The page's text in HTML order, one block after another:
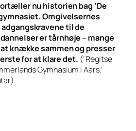
nu historien bag ’De
Omgivelsernes
til de
er tårnhøje – mange
knække sammen og presser
for at klare det. (‘ Regitse
Gymnasium i Aars.’